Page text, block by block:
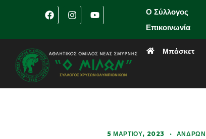
Ο Σύλλογος
Επικοινωνία
Μπάσκετ
5 ΜΑΡΤΊΟΥ, 2023 · ΑΝΔΡΏΝ